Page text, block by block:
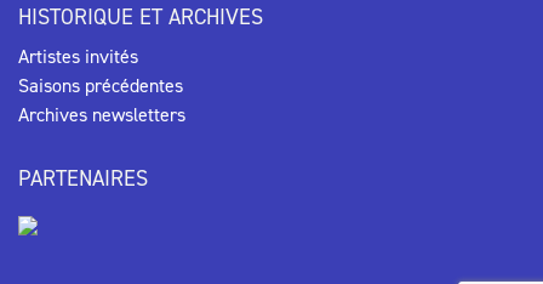
HISTORIQUE ET ARCHIVES
Artistes invités
Saisons précédentes
Archives newsletters
PARTENAIRES